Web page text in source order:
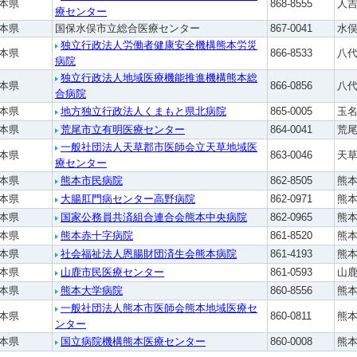
資格認定施行細則
消化器がん外科治療認定医認定施行
細則
認定登録医登録施行細則
指定修練施設認定施行細則
消化器外科専門医修練カリキュラム
委員会規則
公式SNS運用ポリシー
棚卸資産規則
遺伝学的検査の適切な実施について
Consensus Statement on
Manuscripts
日本消化器外科学会 外科研究の利
益相反に関する指針について
関するお知らせ
専門医（指導医）の休止制度につい
て
専門医及び指導医の更新について
医師等の専門性に関する資格名等に
ついて
会員及び消化器外科専門医の氏名の
科専門医制度の
（FAQ）
探す
事務局の対応について
県
療センター
868-8555 人
県 国保水俣市立総合医療センター 867-0041 水
県
独立行政法人労働者健康安全機構熊本労災
病院
866-8533 八
県
独立行政法人地域医療機能推進機構熊本総
合病院
866-0856 八
県 地方独立行政法人くまもと県北病院 865-0005
玉
県
荒尾市立有明医療センター 864-0041 荒
県
一般社団法人天草郡市医師会立天草地域医
療センター
863-0046 天
県 熊本市民病院 862-8505
熊
県
大腸肛門病センター高野病院 862-0971
熊
県
国家公務員共済組合連合会熊本中央病院 862-0965
熊
県
熊本赤十字病院 861-8520
熊
県
社会福祉法人恩腸財団済生会熊本病院 861-4193
熊
県
山鹿市民医療センター 861-0593
山
県
熊本大学病院 860-8556 熊
県
一般社団法人熊本市医師会熊本地域医療セ
ンター
860-0811 熊
県 国立病院機構熊本医療センター 860-0008 熊